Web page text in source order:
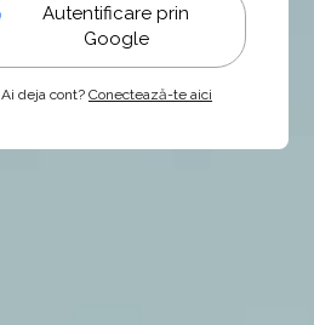
Autentificare prin
Google
Ai deja cont? Conectează-te aici